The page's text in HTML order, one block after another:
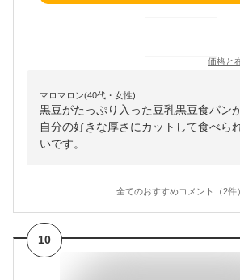
価格と
マロマロン(40代・女性)
黒豆がたっぷり入った豆乳黒豆食パン
自分の好きな厚さにカットして食べら
いです。
全てのおすすめコメント（2件）
10